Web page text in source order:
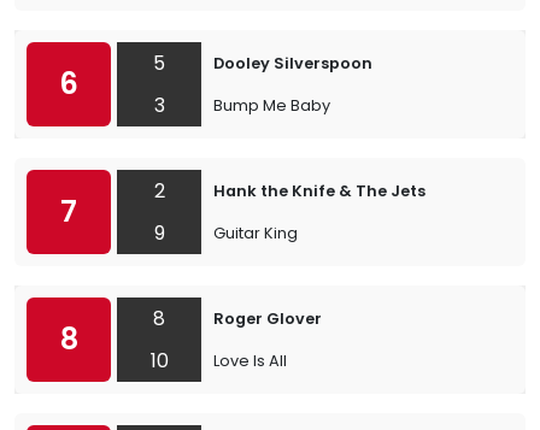
6
5
3
Dooley Silverspoon
Bump Me Baby
7
2
9
Hank the Knife & The Jets
Guitar King
8
8
10
Roger Glover
Love Is All